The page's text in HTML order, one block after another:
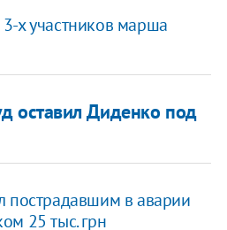
х участников марша
оставил Диденко под
пострадавшим в аварии
25 тыс. грн